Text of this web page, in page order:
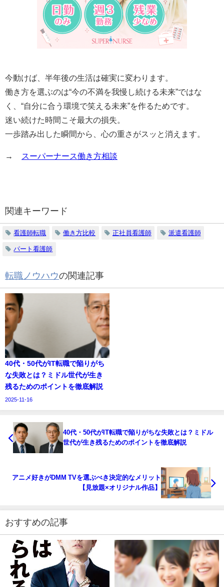
今動けば、半年後の生活は確実に変わります。
働き方を選ぶのは“今の不満を我慢し続ける未来”ではな
く、“自分に合う環境で笑える未来”を作るためです。
迷い続けた時間こそ最大の損失。
一歩踏み出した瞬間から、心の重さがスッと消えます。
→ スーパーナース働き方相談
関連キーワード
看護師転職 働き方比較 正社員看護師 派遣看護師
パート看護師
転職ノウハウの関連記事
40代・50代がIT転職で陥りがち
な失敗とは？ミドル世代が生き
残るためのポイントを徹底解説
2025-11-16
40代・50代がIT転職で陥りがちな失敗とは？ミドル
世代が生き残るためのポイントを徹底解説
アニメ好きがDMM TVを選ぶべき決定的なメリット
【見放題×オリジナル作品】
おすすめの記事